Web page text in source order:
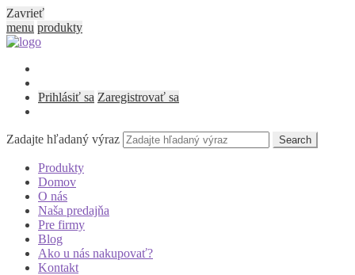
Zavrieť
menu produkty
Prihlásiť sa Zaregistrovať sa
Zadajte hľadaný výraz Search
Produkty
Domov
O nás
Naša predajňa
Pre firmy
Blog
Ako u nás nakupovať?
Kontakt